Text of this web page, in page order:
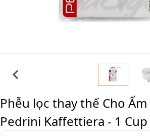
Phễu lọc thay thế Cho Ấm
Pedrini Kaffettiera - 1 Cup